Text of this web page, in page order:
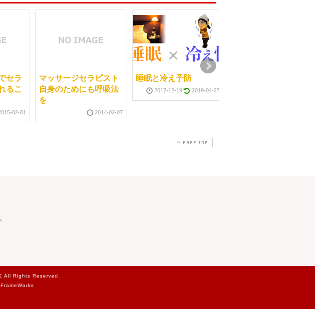
セラ
るこ
02-01
マッサージセラピスト
自身のためにも呼吸法
を
2014-02-07
睡眠と冷え予防
2017-12-19 2019-04-27
PAGE TOP
All Rights Reserved.